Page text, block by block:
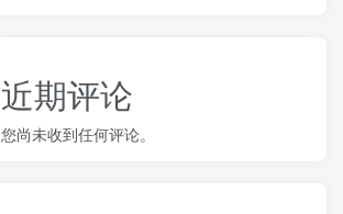
近期评论
您尚未收到任何评论。